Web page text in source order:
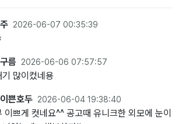
2026-06-07 00:35:39
름 2026-06-06 07:57:57
많이컸네용
쁜호두 2026-06-04 19:38:40
이쁘게 컷네요^^ 공고때 유니크한 외모에 눈이